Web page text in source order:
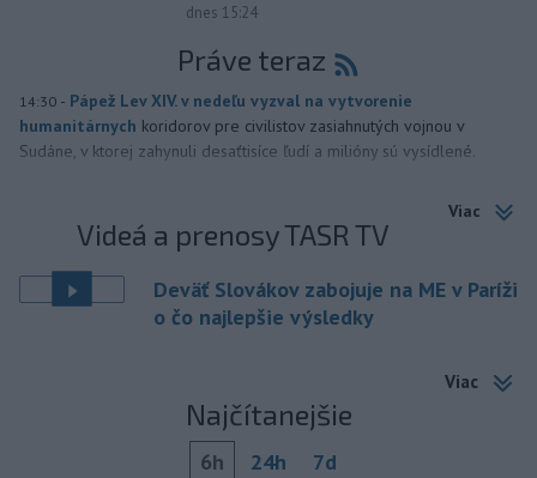
dnes 15:24
Práve teraz
14:30 - Pápež Lev XIV. v nedeľu vyzval na vytvorenie
humanitárnych koridorov pre civilistov zasiahnutých vojnou v
Sudáne, v ktorej zahynuli desaťtisíce ľudí a milióny sú vysídlené.
Viac
Videá a prenosy TASR TV
Deväť Slovákov zabojuje na ME v Paríži
o čo najlepšie výsledky
Viac
Najčítanejšie
6h 24h 7d